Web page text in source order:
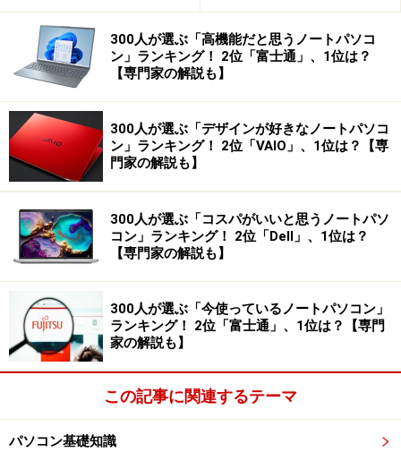
300人が選ぶ「高機能だと思うノートパソコ
ン」ランキング！ 2位「富士通」、1位は？
【専門家の解説も】
300人が選ぶ「デザインが好きなノートパソコ
ン」ランキング！ 2位「VAIO」、1位は？【専
門家の解説も】
300人が選ぶ「コスパがいいと思うノートパソ
コン」ランキング！ 2位「Dell」、1位は？
【専門家の解説も】
300人が選ぶ「今使っているノートパソコン」
ランキング！ 2位「富士通」、1位は？【専門
家の解説も】
この記事に関連するテーマ
パソコン基礎知識